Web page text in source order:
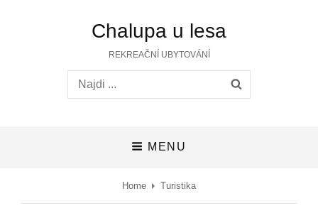
Chalupa u lesa
REKREAČNÍ UBYTOVÁNÍ
MENU
Home Turistika